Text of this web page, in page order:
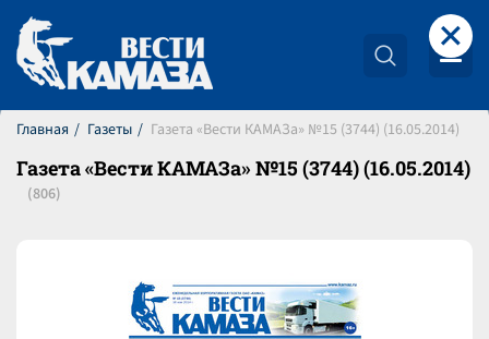
Главная Газеты Газета «Вести КАМАЗа» №15 (3744) (16.05.2014)
Газета «Вести КАМАЗа» №15 (3744) (16.05.2014)
+